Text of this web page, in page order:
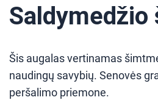
Saldymedžio
Šis augalas vertinamas
naudingų savybių. Senovės
peršalimo priemone.